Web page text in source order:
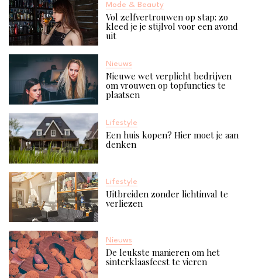
Mode & Beauty
Vol zelfvertrouwen op stap: zo
kleed je je stijlvol voor een avond
uit
Nieuws
Nieuwe wet verplicht bedrijven
om vrouwen op topfuncties te
plaatsen
Lifestyle
Een huis kopen? Hier moet je aan
denken
Lifestyle
Uitbreiden zonder lichtinval te
verliezen
Nieuws
De leukste manieren om het
sinterklaasfeest te vieren